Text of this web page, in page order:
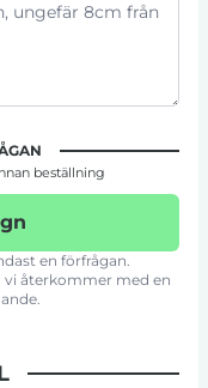
beställning
en förfrågan.
vi återkommer med en